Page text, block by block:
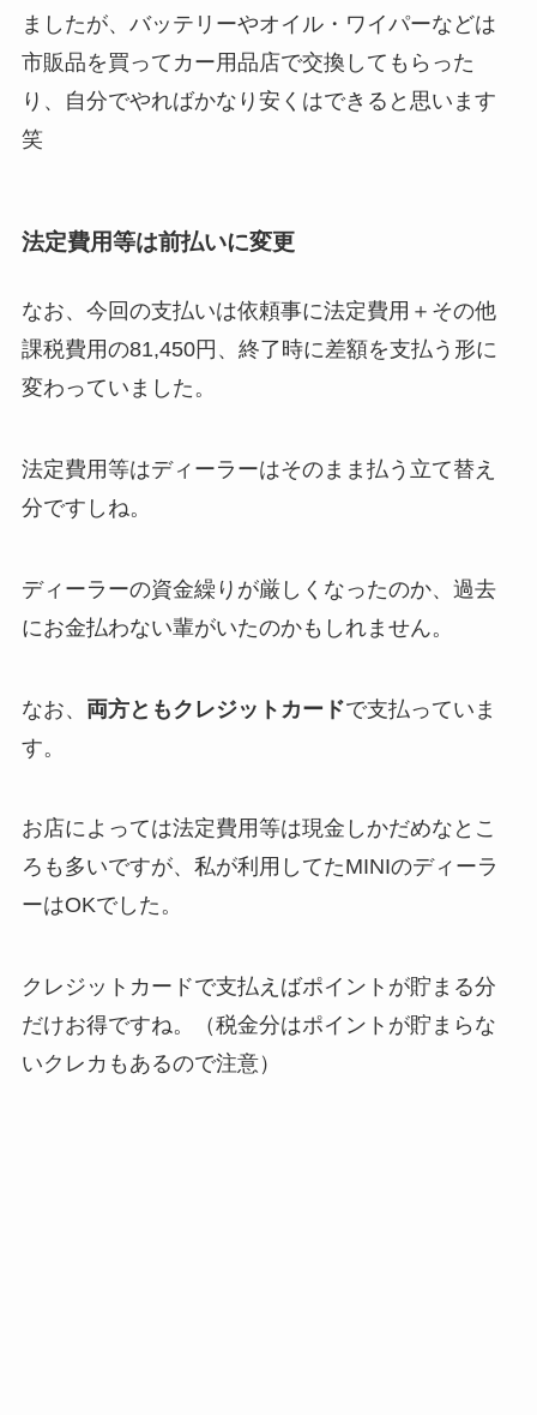
ましたが、バッテリーやオイル・ワイパーなどは
市販品を買ってカー用品店で交換してもらった
り、自分でやればかなり安くはできると思います
笑
法定費用等は前払いに変更
なお、今回の支払いは依頼事に法定費用＋その他
課税費用の81,450円、終了時に差額を支払う形に
変わっていました。
法定費用等はディーラーはそのまま払う立て替え
分ですしね。
ディーラーの資金繰りが厳しくなったのか、過去
にお金払わない輩がいたのかもしれません。
なお、 両方ともクレジットカードで支払っていま
す。
お店によっては法定費用等は現金しかだめなとこ
ろも多いですが、私が利用してたMINIのディーラ
ーはOKでした。
クレジットカードで支払えばポイントが貯まる分
だけお得ですね。（税金分はポイントが貯まらな
いクレカもあるので注意）